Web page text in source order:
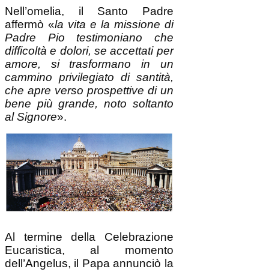
Nell’omelia, il Santo Padre
affermò «la vita e la missione di
Padre Pio testimoniano che
difficoltà e dolori, se accettati per
amore, si trasformano in un
cammino privilegiato di santità,
che apre verso prospettive di un
bene più grande, noto soltanto
al Signore».
Al termine della Celebrazione
Eucaristica, al momento
dell’Angelus, il Papa annunciò la
memoria liturgica di San Pio da
Pietrelcina con il grado di
“obbligatoria” inserendola nel
calendario romano il 23
settembre, giorno della sua